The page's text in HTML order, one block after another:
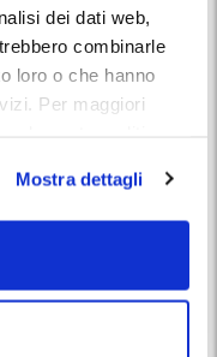
dei dati web,
combinarle
loro o che hanno
Per maggiori
Mostra dettagli
2 minuti a piedi
2 minuti a piedi
2 minuti a piedi